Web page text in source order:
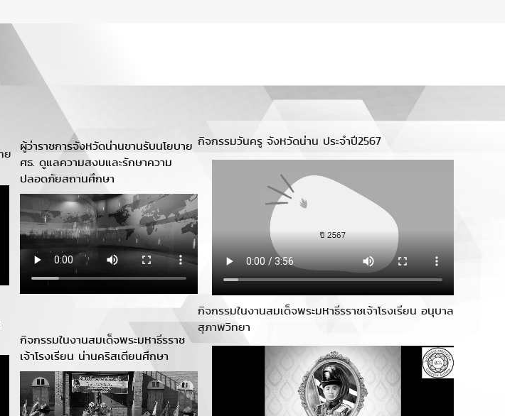
ย
ผู้ว่าราชการจังหวัดน่านขานรับนโยบาย
ศธ. ดูแลความสงบและรักษาความ
ปลอดภัยสถานศึกษา
กิจกรรมวันครู จังหวัดน่าน ประจำปี2567
กิจกรรมในงานสมเด็จพระมหาธีรราช
เจ้าโรงเรียน น่านคริสเตียนศึกษา
กิจกรรมในงานสมเด็จพระมหาธีรราชเจ้าโรงเรียน อนุบาล
สุภาพวิทยา